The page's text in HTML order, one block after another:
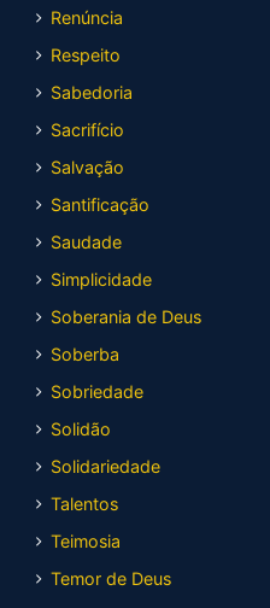
Renúncia
Respeito
Sabedoria
Sacrifício
Salvação
Santificação
Saudade
Simplicidade
Soberania de Deus
Soberba
Sobriedade
Solidão
Solidariedade
Talentos
Teimosia
Temor de Deus